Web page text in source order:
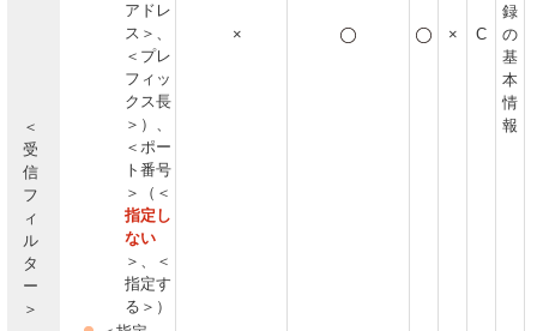
＜
受
信
フ
ィ
ル
タ
ー
＞
アドレ
ス＞、
＜プレ
フィッ
クス長
＞）、
＜ポー
ト番号
＞（＜
指定し
ない
＞、＜
指定す
る＞）
× × C
録
の
基
本
情
報